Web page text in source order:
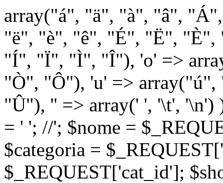
array("á", "ä", "à", "â",
"ë", "è", "ê", "É", "Ë",
"Í", "Ï", "Ì", "Î"), 'o' =>
"Ò", "Ô"), 'u' =>
"Û"), '' => array(' ', '\t',
= ' '; //'; $nome =
$categoria =
$_REQUEST['cat_id'];